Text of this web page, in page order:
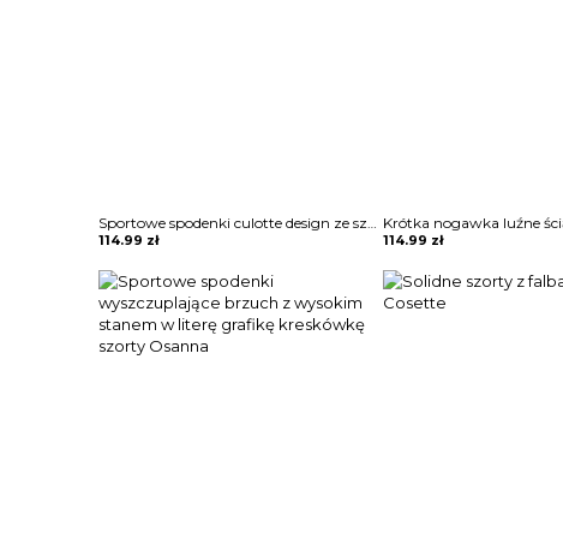
Sportowe spodenki culotte design ze sznurkiem szorty Meaghan
114.99 zł 114.99 zł